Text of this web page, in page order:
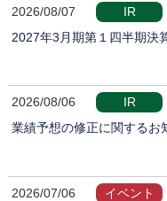
2026/08/07
IR
2027年3月期第１四半期決
2026/08/06
IR
業績予想の修正に関するお
2026/07/06
イベント